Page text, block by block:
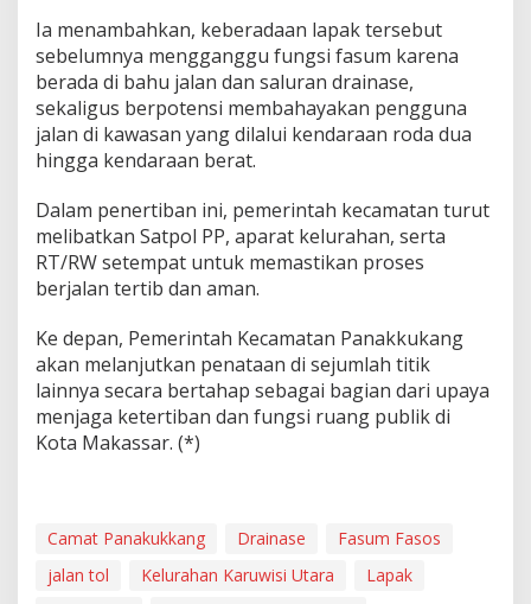
Ia menambahkan, keberadaan lapak tersebut
sebelumnya mengganggu fungsi fasum karena
berada di bahu jalan dan saluran drainase,
sekaligus berpotensi membahayakan pengguna
jalan di kawasan yang dilalui kendaraan roda dua
hingga kendaraan berat.
Dalam penertiban ini, pemerintah kecamatan turut
melibatkan Satpol PP, aparat kelurahan, serta
RT/RW setempat untuk memastikan proses
berjalan tertib dan aman.
Ke depan, Pemerintah Kecamatan Panakkukang
akan melanjutkan penataan di sejumlah titik
lainnya secara bertahap sebagai bagian dari upaya
menjaga ketertiban dan fungsi ruang publik di
Kota Makassar. (*)
Camat Panakukkang Drainase
Fasum Fasos
jalan tol
Kelurahan Karuwisi Utara
Lapak